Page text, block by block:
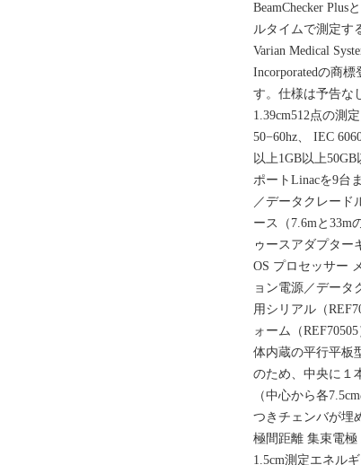
BeamChecker Plus
ルタイムで測定す
Varian Medical
Incorporatedの商
す。仕様は予告な
1.39cm512点の測
50−60hz、 IEC
以上1GB以上
ポートLinacを9台
／データクレード
ース（7.6mと33m
ゥースアダプター
OS プロセッサー
ョン電源／データ
用シリアル（
ォーム（
体内蔵の平行平板
のため、中央に１
（中心から各
つきチェンバが埋
極間距離 集束電極
1.5cm測定エネル